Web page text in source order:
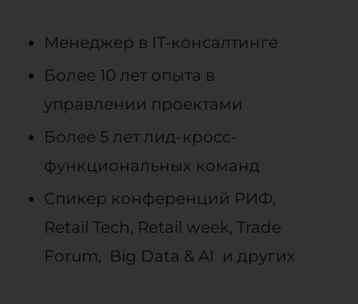
Менеджер в IT-консалтинге
Более 10 лет опыта в
управлении проектами
Более 5 лет лид-кросс-
функциональных команд
Спикер конференций РИФ,
Retail Tech, Retail week, Trade
Forum, Big Data & AI и других